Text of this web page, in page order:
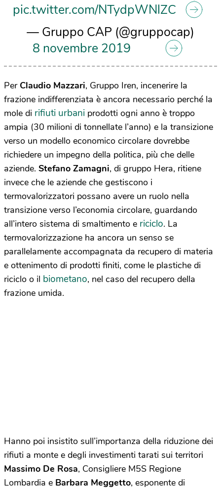
pic.twitter.com/NTydpWNlZC
— Gruppo CAP (@gruppocap)
8 novembre 2019
Per Claudio Mazzari, Gruppo Iren, incenerire la
frazione indifferenziata è ancora necessario perché la
mole di rifiuti urbani prodotti ogni anno è troppo
ampia (30 milioni di tonnellate l’anno) e la transizione
verso un modello economico circolare dovrebbe
richiedere un impegno della politica, più che delle
aziende. Stefano Zamagni, di gruppo Hera, ritiene
invece che le aziende che gestiscono i
termovalorizzatori possano avere un ruolo nella
transizione verso l’economia circolare, guardando
all’intero sistema di smaltimento e riciclo. La
termovalorizzazione ha ancora un senso se
parallelamente accompagnata da recupero di materia
e ottenimento di prodotti finiti, come le plastiche di
riciclo o il biometano, nel caso del recupero della
frazione umida.
Hanno poi insistito sull’importanza della riduzione dei
rifiuti a monte e degli investimenti tarati sui territori
Massimo De Rosa, Consigliere M5S Regione
Lombardia e Barbara Meggetto, esponente di